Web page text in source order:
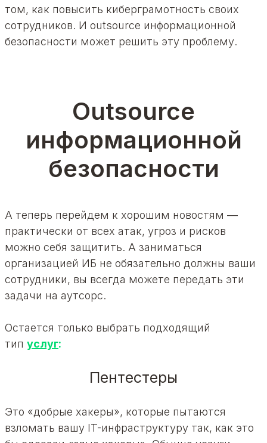
том, как повысить киберграмотность своих
сотрудников. И outsource информационной
безопасности может решить эту проблему.
Outsource
информационной
безопасности
А теперь перейдем к хорошим новостям —
практически от всех атак, угроз и рисков
можно себя защитить. А заниматься
организацией ИБ не обязательно должны ваши
сотрудники, вы всегда можете передать эти
задачи на аутсорс.
Остается только выбрать подходящий
тип услуг:
Пентестеры
Это «добрые хакеры», которые пытаются
взломать вашу IT-инфраструктуру так, как это